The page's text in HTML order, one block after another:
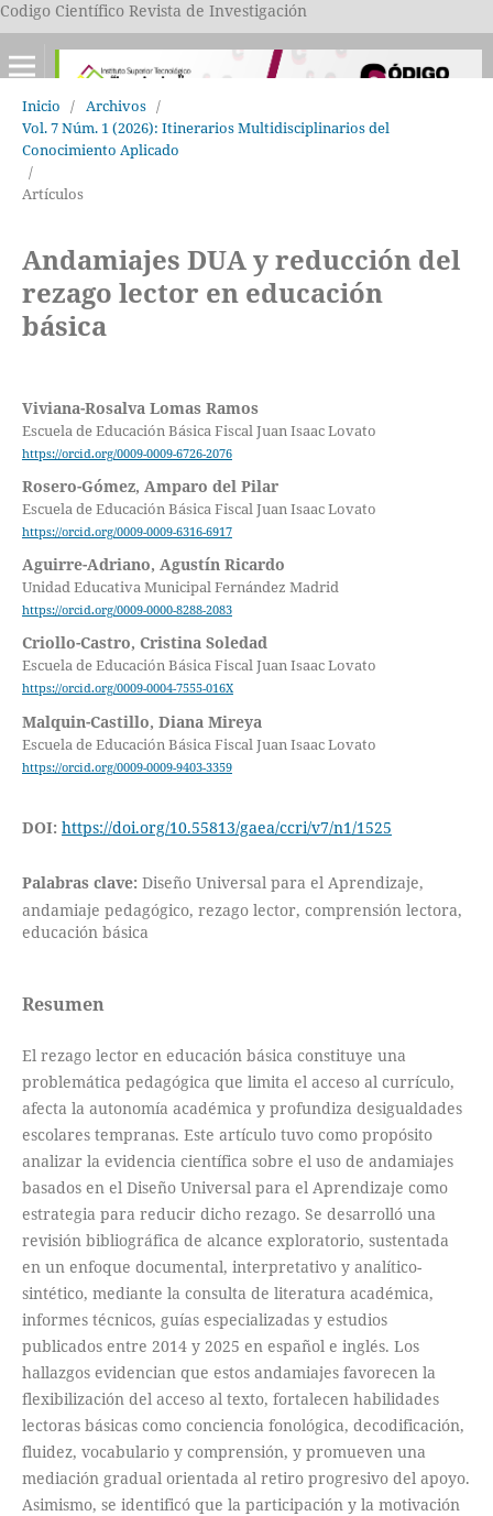
Codigo Científico Revista de Investigación
Inicio / Archivos /
Vol. 7 Núm. 1 (2026): Itinerarios Multidisciplinarios del
Conocimiento Aplicado
/
Artículos
Andamiajes DUA y reducción del
rezago lector en educación
básica
Viviana-Rosalva Lomas Ramos
Escuela de Educación Básica Fiscal Juan Isaac Lovato
https://orcid.org/0009-0009-6726-2076
Rosero-Gómez, Amparo del Pilar
Escuela de Educación Básica Fiscal Juan Isaac Lovato
https://orcid.org/0009-0009-6316-6917
Aguirre-Adriano, Agustín Ricardo
Unidad Educativa Municipal Fernández Madrid
https://orcid.org/0009-0000-8288-2083
Criollo-Castro, Cristina Soledad
Escuela de Educación Básica Fiscal Juan Isaac Lovato
https://orcid.org/0009-0004-7555-016X
Malquin-Castillo, Diana Mireya
Escuela de Educación Básica Fiscal Juan Isaac Lovato
https://orcid.org/0009-0009-9403-3359
DOI: https://doi.org/10.55813/gaea/ccri/v7/n1/1525
Palabras clave: Diseño Universal para el Aprendizaje,
andamiaje pedagógico, rezago lector, comprensión lectora,
educación básica
Resumen
El rezago lector en educación básica constituye una
problemática pedagógica que limita el acceso al currículo,
afecta la autonomía académica y profundiza desigualdades
escolares tempranas. Este artículo tuvo como propósito
analizar la evidencia científica sobre el uso de andamiajes
basados en el Diseño Universal para el Aprendizaje como
estrategia para reducir dicho rezago. Se desarrolló una
revisión bibliográfica de alcance exploratorio, sustentada
en un enfoque documental, interpretativo y analítico-
sintético, mediante la consulta de literatura académica,
informes técnicos, guías especializadas y estudios
publicados entre 2014 y 2025 en español e inglés. Los
hallazgos evidencian que estos andamiajes favorecen la
flexibilización del acceso al texto, fortalecen habilidades
lectoras básicas como conciencia fonológica, decodificación,
fluidez, vocabulario y comprensión, y promueven una
mediación gradual orientada al retiro progresivo del apoyo.
Asimismo, se identificó que la participación y la motivación